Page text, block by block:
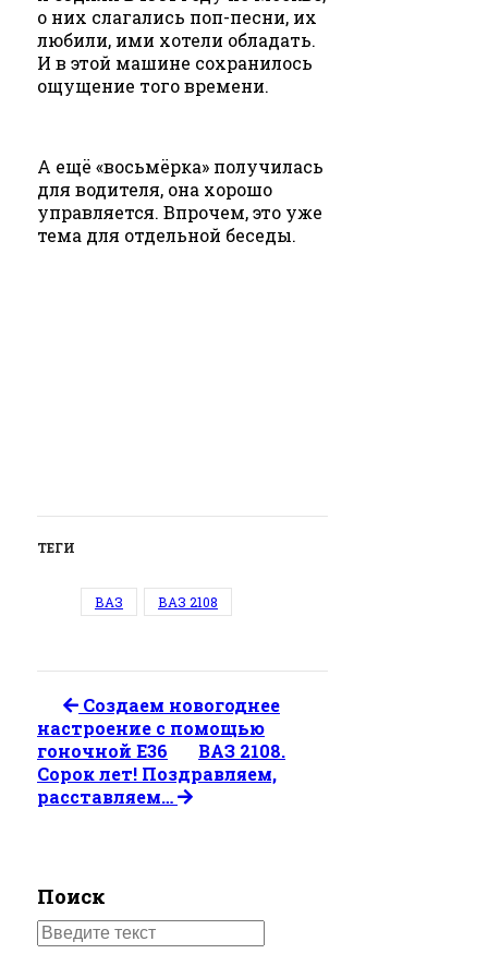
о них слагались поп-песни, их
любили, ими хотели обладать.
И в этой машине сохранилось
ощущение того времени.
А ещё «восьмёрка» получилась
для водителя, она хорошо
управляется. Впрочем, это уже
тема для отдельной беседы.
ТЕГИ
ВАЗ ВАЗ 2108
Создаем новогоднее
настроение c помощью
гоночной E36
ВАЗ 2108.
Сорок лет! Поздравляем,
расставляем…
Поиск